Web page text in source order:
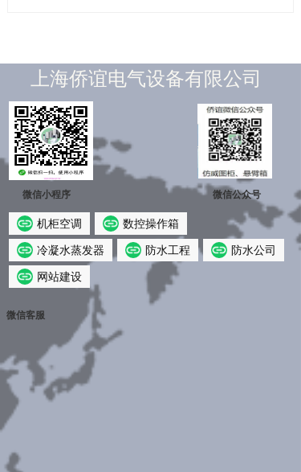
上海侨谊电气设备有限公司
机柜空调 数控操作箱
冷凝水蒸发器 防水工程 防水公司
网站建设
微信公众号
微信小程序
微信客服